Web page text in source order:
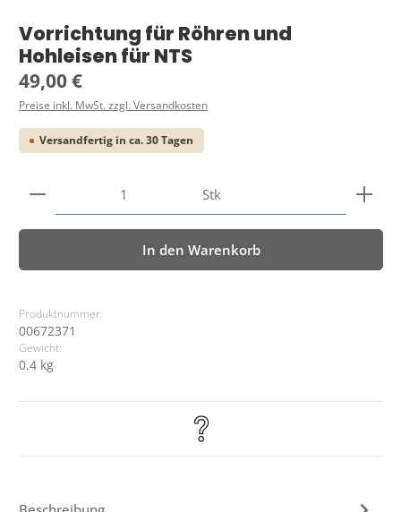
Vorrichtung für Röhren und
Hohleisen für NTS
Regulärer Preis:
49,00 €
Preise inkl. MwSt. zzgl. Versandkosten
Versandfertig in ca. 30 Tagen
Produkt Anzahl: Gib den gewünschten Wert ein
Stk
In den Warenkorb
Produktnummer:
00672371
Gewicht:
0.4 kg